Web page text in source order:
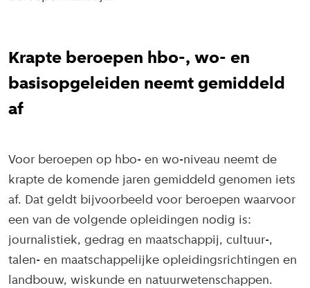
Krapte beroepen hbo-, wo- en
basisopgeleiden neemt gemiddeld
af
Voor beroepen op hbo- en wo-niveau neemt de
krapte de komende jaren gemiddeld genomen iets
af. Dat geldt bijvoorbeeld voor beroepen waarvoor
een van de volgende opleidingen nodig is:
journalistiek, gedrag en maatschappij, cultuur-,
talen- en maatschappelijke opleidingsrichtingen en
landbouw, wiskunde en natuurwetenschappen.